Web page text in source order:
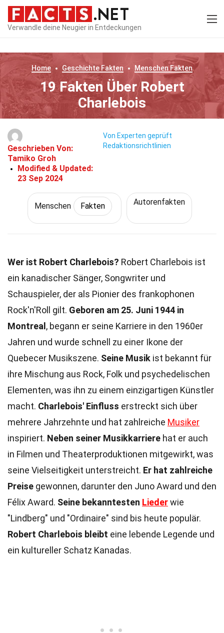
Verwandle deine Neugier in Entdeckungen
Home Geschichte Fakten MenschenFakten
19 Fakten Über Robert
Charlebois
Geschrieben Von:
Tamiko Groh
Modified & Updated:
23 Sep 2024
Von Experten geprüft
Redaktionsrichtlinien
Menschen Fakten Autorenfakten
Wer ist Robert Charlebois? Robert Charlebois ist
ein kanadischer Sänger, Songwriter und
Schauspieler, der als Pionier des frankophonen
Rock'n'Roll gilt. Geboren am 25. Juni 1944 in
Montreal , begann er seine Karriere in den 1960er
Jahren und wurde schnell zu einer Ikone der
Quebecer Musikszene. Seine Musik ist bekannt für
ihre Mischung aus Rock, Folk und psychedelischen
Elementen, was ihn zu einem einzigartigen Künstler
macht. Charlebois' Einfluss erstreckt sich über
mehrere Jahrzehnte und hat zahlreiche Musiker
inspiriert. Neben seiner Musikkarriere hat er auch
in Filmen und Theaterproduktionen mitgewirkt, was
seine Vielseitigkeit unterstreicht. Er hat zahlreiche
Preise gewonnen, darunter den Juno Award und den
Félix Award. Seine bekanntesten Liederwie
"Lindberg" und "Ordinaire" sind bis heute populär.
Robert Charlebois bleibt eine lebende Legende und
ein kultureller Schatz Kanadas.